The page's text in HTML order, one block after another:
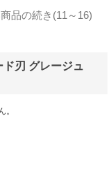
品の続き(11～16)
刃 グレージュ
。